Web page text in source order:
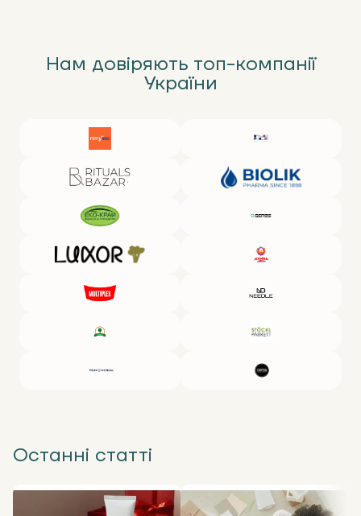
Нам довіряють топ-компанії
України
Останні статті